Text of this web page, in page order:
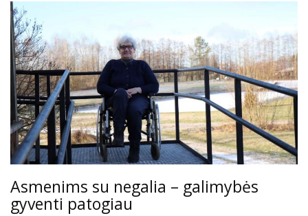
Asmenims su negalia – galimybės
gyventi patogiau